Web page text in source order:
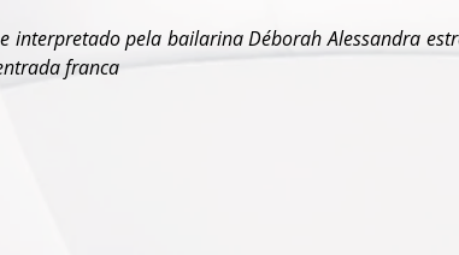
interpretado pela bailarina Déborah Alessandra
franca